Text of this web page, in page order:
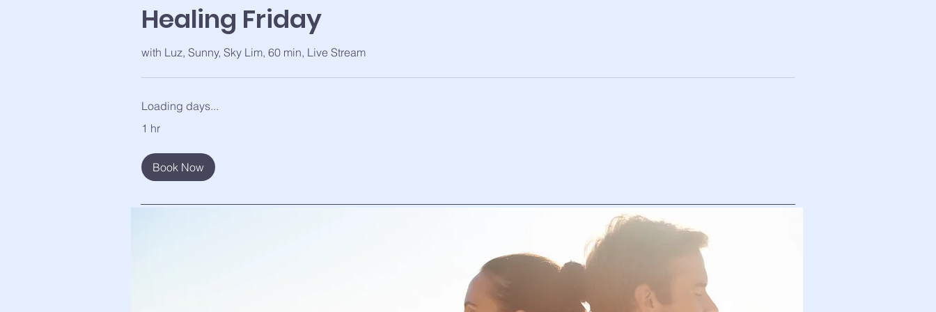
Healing Friday
with Luz, Sunny, Sky Lim, 60 min, Live Stream
Loading days...
1 hr
Book Now